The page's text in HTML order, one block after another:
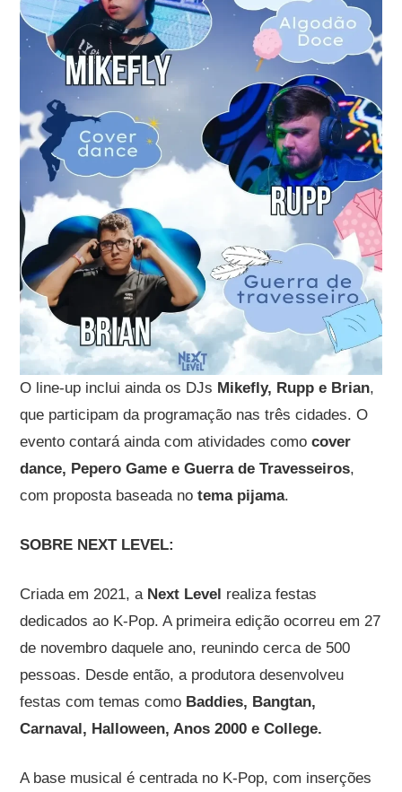
O line-up inclui ainda os DJs Mikefly, Rupp e Brian,
que participam da programação nas três cidades. O
evento contará ainda com atividades comocover
dance, Pepero Game e Guerra de Travesseiros,
com proposta baseada notema pijama.
SOBRE NEXT LEVEL:
Criada em 2021, a Next Level realiza festas
dedicados ao K-Pop. A primeira edição ocorreu em 27
de novembro daquele ano, reunindo cerca de 500
pessoas. Desde então, a produtora desenvolveu
festas com temas como Baddies, Bangtan,
Carnaval, Halloween, Anos 2000 e College.
A base musical é centrada no K-Pop, com inserções